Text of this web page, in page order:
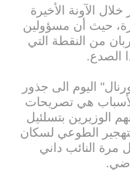
الآونة الأخيرة
حيث أن مسؤولين
من النقطة التي
الصدع.
اليوم الى جذور
هي تصريحات
الوزيرين بتسلئيل
الطوعي لسكان
مرة النائب داني